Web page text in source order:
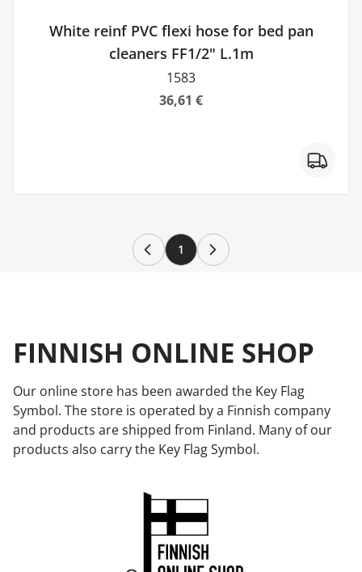
White reinf PVC flexi hose for bed pan
cleaners FF1/2" L.1m
1583
36,61 €
1
FINNISH ONLINE SHOP
Our online store has been awarded the Key Flag
Symbol. The store is operated by a Finnish company
and products are shipped from Finland. Many of our
products also carry the Key Flag Symbol.